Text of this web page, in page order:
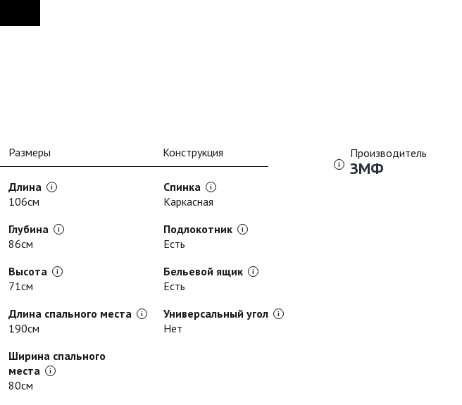
Размеры Конструкция
Длина
106см
Глубина
86см
Высота
71см
Длина спального места
190см
Ширина спального
места
80см
Спинка
Каркасная
Подлокотник
Есть
Бельевой ящик
Есть
Универсальный угол
Нет
Производитель
ЗМФ